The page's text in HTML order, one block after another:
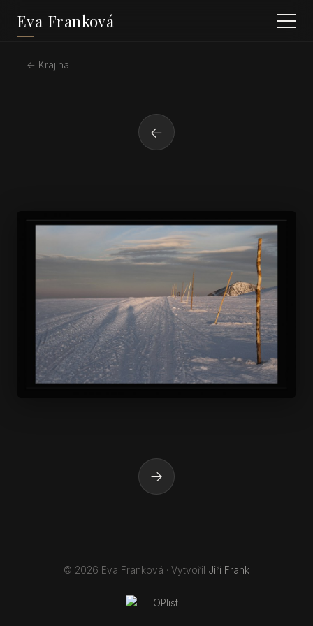
Eva Franková
← Krajina
←
→
© 2026 Eva Franková · Vytvořil Jiří Frank